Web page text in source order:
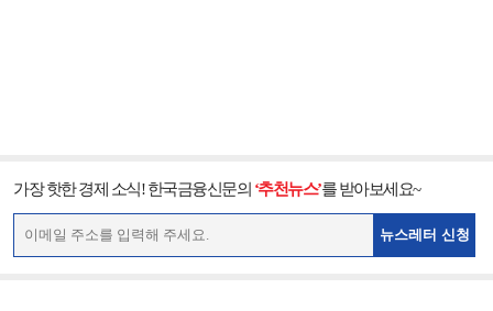
가장 핫한 경제 소식! 한국금융신문의 ‘추천뉴스’를 받아보세요~
뉴스레터 신청